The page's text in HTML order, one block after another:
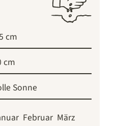
cm
cm
Sonne
Februar März